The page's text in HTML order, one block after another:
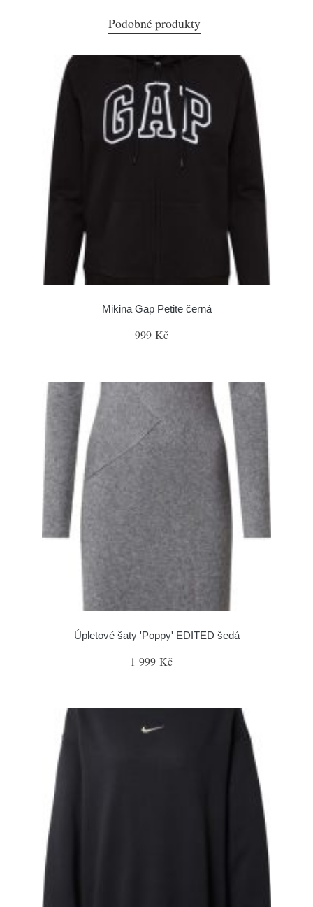
Podobné produkty
Mikina Gap Petite černá
999 Kč
Úpletové šaty 'Poppy' EDITED šedá
1 999 Kč